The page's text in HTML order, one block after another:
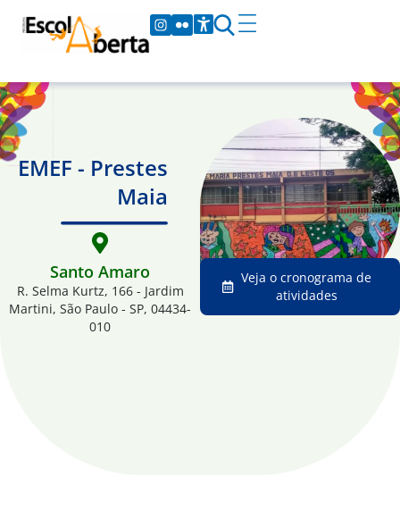
EMEF - Prestes
Maia
Santo Amaro
R. Selma Kurtz, 166 - Jardim
Martini, São Paulo - SP, 04434-
010
Veja o cronograma de
atividades